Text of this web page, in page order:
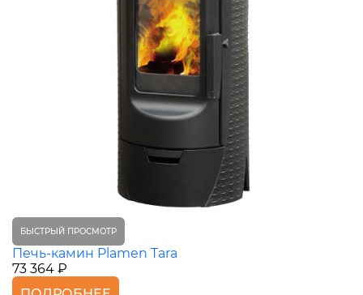
БЫСТРЫЙ ПРОСМОТР
Печь-камин Plamen Tara
73 364 ₽